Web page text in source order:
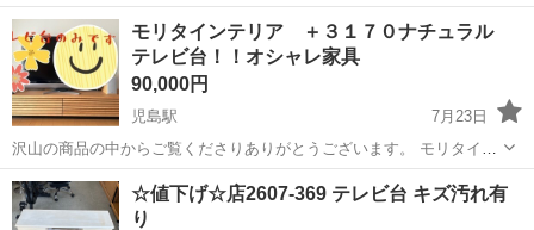
深さ3.5cm ■ オープン部内寸:(約)幅68×奥行32×高さ15cm ■ 主材:桐
材、 ■ ...
岡山 岡山市 早島駅 収納家具
モリタインテリア ＋３１７０ナチュラル
テレビ台！！オシャレ家具
90,000円
児島駅
7月23日
沢山の商品の中からご覧くださりありがとうございます。 モリタイン
テリアのレッタ+3170ナチュラルのテレビ台です。 定価１９７９００
円（税別）の品物です。 まだまだ使えるのですがイメージを一新した
岡山 倉敷市 児島駅 収納家具
☆値下げ☆店2607-369 テレビ台 キズ汚れ有
り